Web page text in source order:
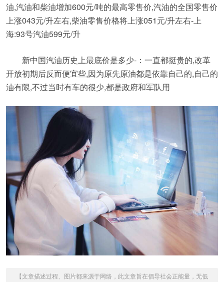
油,汽油和柴油增加600元/吨的最高零售价,汽油的全国零售价
上涨043元/升左右,柴油零售价格将上涨051元/升左右-上
海:93号汽油599元/升
新中国汽油历史上最底价是多少-：一直都挺贵的,改革
开放初期后反而便宜些,因为原先原油都是依靠自己的,自己的
油有限,不过当时有车的很少,都是政府和军队用
【文章描述过程、图片都来源于网络，此文章旨在倡导社会正能量，无低